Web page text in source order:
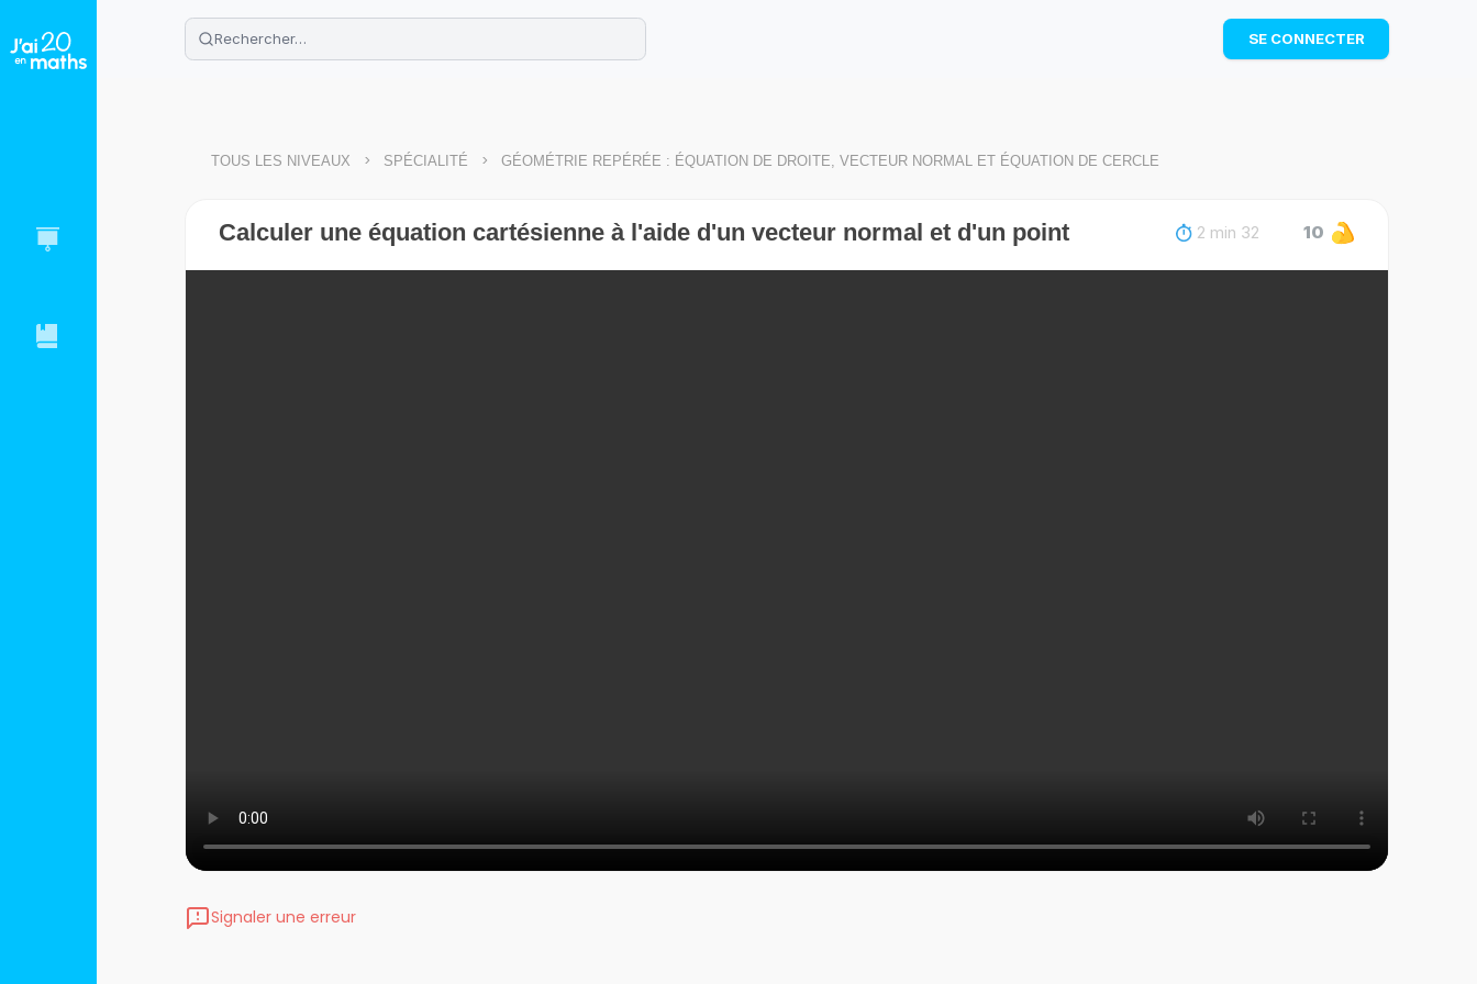
🌴Cahier de vacances offert: révise les maths cet été !
Télécharge ton PDF gratuit et progresse avec des exercices corrigés en vidéo.
TÉLÉCHARGER
SE CONNECTER
TOUS LES NIVEAUX > SPÉCIALITÉ > GÉOMÉTRIE REPÉRÉE : ÉQUATION DE DROITE, VECTEUR NORMAL ET ÉQUATION DE CERCLE
Calculer une équation cartésienne à l'aide d'un vecteur normal et d'un point 2 min 32 10
Signaler une erreur